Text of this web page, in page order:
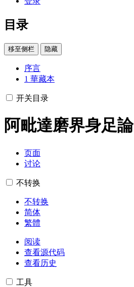
目录
移至侧栏 隐藏
序言
1 華藏本
开关目录
阿毗達磨界身足論
页面
讨论
不转换
不转换
简体
繁體
阅读
查看源代码
查看历史
工具